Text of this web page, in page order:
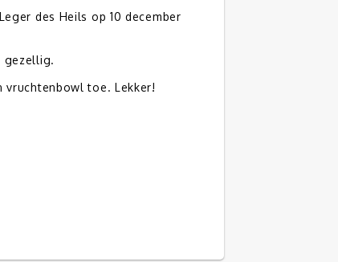
des Heils op 10 december
gezellig.
vruchtenbowl toe. Lekker!